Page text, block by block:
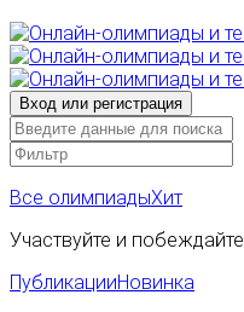
Все олимпиадыХит
Участвуйте и побеждайте
ПубликацииНовинка